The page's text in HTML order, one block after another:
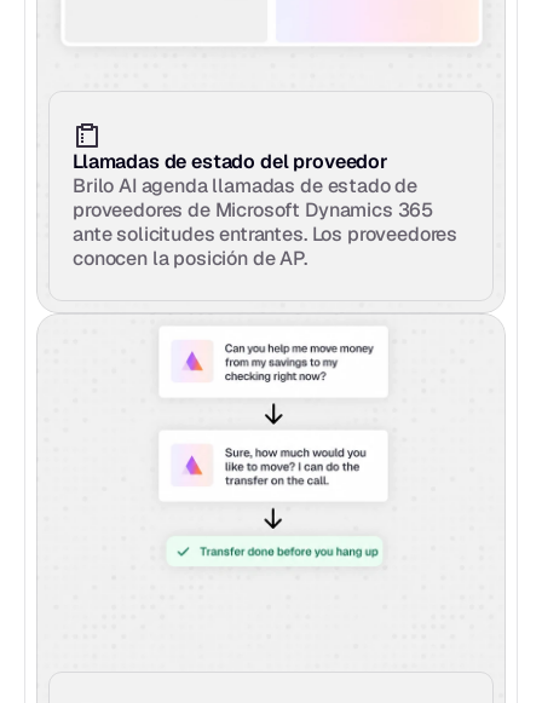
Llamadas de estado del proveedor
Brilo AI agenda llamadas de estado de
proveedores de Microsoft Dynamics 365
ante solicitudes entrantes. Los proveedores
conocen la posición de AP.